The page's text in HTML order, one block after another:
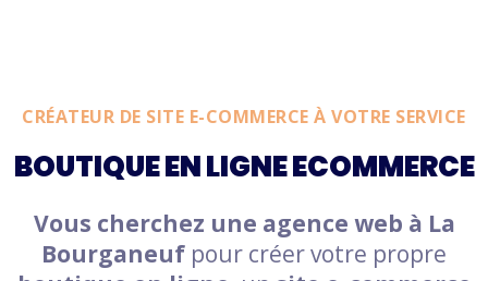
CRÉATEUR DE SITE E-COMMERCE À VOTRE SERVICE
BOUTIQUE EN LIGNE ECOMMERCE
Vous cherchez une agence web à La
Bourganeuf pour créer votre propre